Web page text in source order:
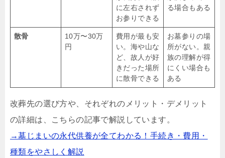
に左右されず
お参りできる
る場合もある
散骨
10万〜30万
円
費用が最も安
い。海や山な
ど、故人が好
きだった場所
に散骨できる
お墓参りの場
所がない。親
族の理解が得
にくい場合も
ある
改葬先の選び方や、それぞれのメリット・デメリット
の詳細は、こちらの記事で解説しています。
→墓じまいの永代供養が全てわかる！手続き・費用・
種類をやさしく解説